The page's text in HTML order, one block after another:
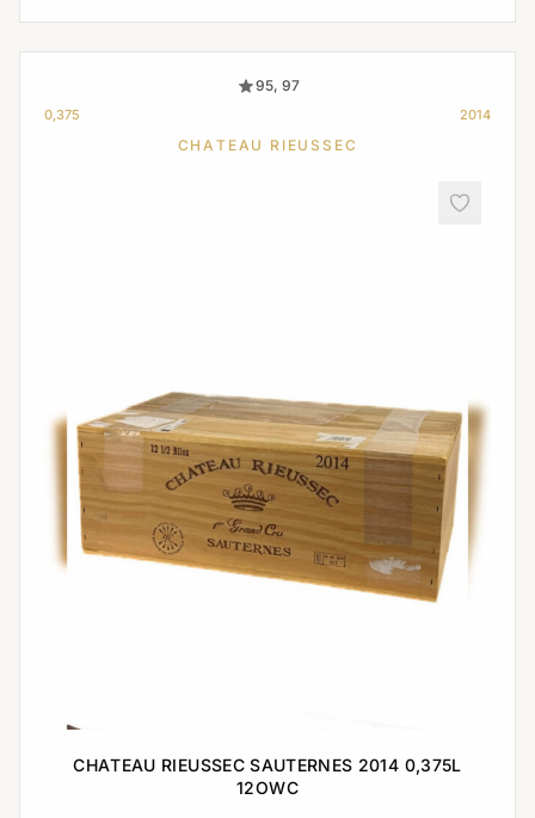
95, 97
0,375 2014
CHATEAU RIEUSSEC
CHATEAU RIEUSSEC SAUTERNES 2014 0,375L
12OWC